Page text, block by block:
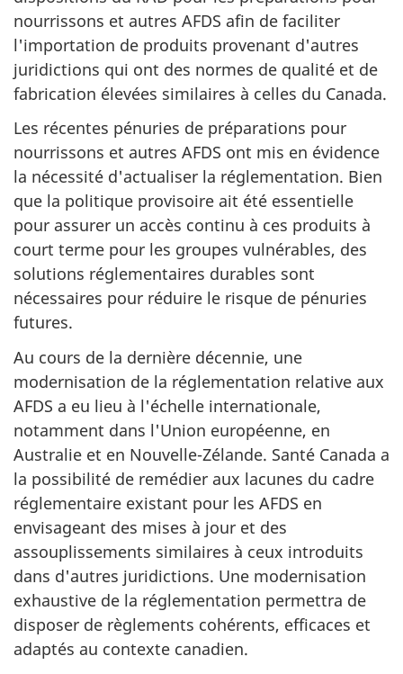
nourrissons et autres AFDS afin de faciliter
l'importation de produits provenant d'autres
juridictions qui ont des normes de qualité et de
fabrication élevées similaires à celles du Canada.
Les récentes pénuries de préparations pour
nourrissons et autres AFDS ont mis en évidence
la nécessité d'actualiser la réglementation. Bien
que la politique provisoire ait été essentielle
pour assurer un accès continu à ces produits à
court terme pour les groupes vulnérables, des
solutions réglementaires durables sont
nécessaires pour réduire le risque de pénuries
futures.
Au cours de la dernière décennie, une
modernisation de la réglementation relative aux
AFDS a eu lieu à l'échelle internationale,
notamment dans l'Union européenne, en
Australie et en Nouvelle-Zélande. Santé Canada a
la possibilité de remédier aux lacunes du cadre
réglementaire existant pour les AFDS en
envisageant des mises à jour et des
assouplissements similaires à ceux introduits
dans d'autres juridictions. Une modernisation
exhaustive de la réglementation permettra de
disposer de règlements cohérents, efficaces et
adaptés au contexte canadien.